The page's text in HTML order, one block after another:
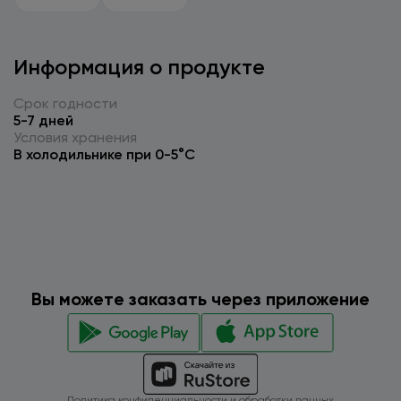
Информация о продукте
Срок годности
5-7 дней
Условия хранения
В холодильнике при 0-5°C
Вы можете заказать через приложение